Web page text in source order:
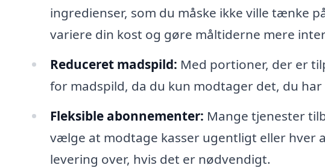
ingredienser, som du måske ikke ville tænke
variere din kost og gøre måltiderne mere
Reduceret madspild: Med portioner, der er
for madspild, da du kun modtager det, du
Fleksible abonnementer: Mange tjenester
vælge at modtage kasser ugentligt eller hver
levering over, hvis det er nødvendigt.